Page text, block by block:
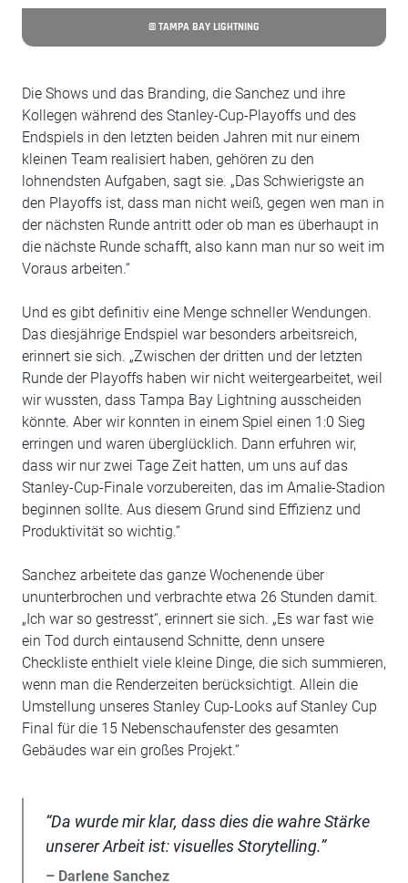
© TAMPA BAY LIGHTNING
Die Shows und das Branding, die Sanchez und ihre
Kollegen während des Stanley-Cup-Playoffs und des
Endspiels in den letzten beiden Jahren mit nur einem
kleinen Team realisiert haben, gehören zu den
lohnendsten Aufgaben, sagt sie. „Das Schwierigste an
den Playoffs ist, dass man nicht weiß, gegen wen man in
der nächsten Runde antritt oder ob man es überhaupt in
die nächste Runde schafft, also kann man nur so weit im
Voraus arbeiten.“
Und es gibt definitiv eine Menge schneller Wendungen.
Das diesjährige Endspiel war besonders arbeitsreich,
erinnert sie sich. „Zwischen der dritten und der letzten
Runde der Playoffs haben wir nicht weitergearbeitet, weil
wir wussten, dass Tampa Bay Lightning ausscheiden
könnte. Aber wir konnten in einem Spiel einen 1:0 Sieg
erringen und waren überglücklich. Dann erfuhren wir,
dass wir nur zwei Tage Zeit hatten, um uns auf das
Stanley-Cup-Finale vorzubereiten, das im Amalie-Stadion
beginnen sollte. Aus diesem Grund sind Effizienz und
Produktivität so wichtig.“
Sanchez arbeitete das ganze Wochenende über
ununterbrochen und verbrachte etwa 26 Stunden damit.
„Ich war so gestresst“, erinnert sie sich. „Es war fast wie
ein Tod durch eintausend Schnitte, denn unsere
Checkliste enthielt viele kleine Dinge, die sich summieren,
wenn man die Renderzeiten berücksichtigt. Allein die
Umstellung unseres Stanley Cup-Looks auf Stanley Cup
Final für die 15 Nebenschaufenster des gesamten
Gebäudes war ein großes Projekt.“
“Da wurde mir klar, dass dies die wahre Stärke
unserer Arbeit ist: visuelles Storytelling.”
– Darlene Sanchez